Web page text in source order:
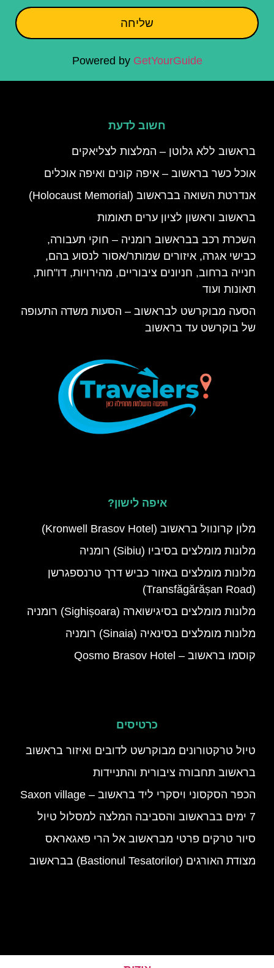
שליחה
Powered by GetYourGuide
חשוב לדעת
בראשוב ללא גלוטן – המלצות לצליאקים
אוכל כשר בראשוב – איפה קונים ואיפה אוכלים
אנדרטת השואה בבראשוב (Holocaust Memorial)
בראשוב וראשון לציון ערים תאומות
השכרת רכב בבראשוב רומניה – חוקי תעבורה,
כבישי אגרה, איזורים שמותר/אסור לנסוע בהם,
חנייה ברחוב, חניונים ציבוריים, מהירויות, דו"חות,
תאונות ועוד
הסעה מבוקרשט לבראשוב – הסעות משדה התעופה
של בוקרשט עד בראשוב
איפה לישון?
מלון קרונוול בראשוב (Kronwell Brasov Hotel)
מלונות מומלצים בסיביו (Sibiu) רומניה
מלונות מומלצים באזור כביש דרך טרנספגרשן
(Transfăgărășan Road)
מלונות מומלצים בסיגישוארה (Sighișoara) רומניה
מלונות מומלצים בסינאיה (Sinaia) רומניה
קוסמו בראשוב – Qosmo Brasov Hotel
כרטיסים
טיול טרקטורונים מבוקרשט לדובים ואיזור בראשוב
בראשוב תחבורה ציבורית והתניידות
הכפר הסקסוני ויסקרי ליד בראשוב – Saxon village
7 ימים בבראשוב והסביבה המלצה למסלול טיול
סיור טרקים פרטי מבראשוב אל הרי פאגאראס
מצודת האורגים (Bastionul Tesatorilor) בבראשוב